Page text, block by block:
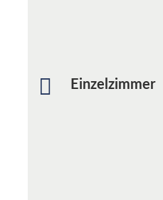
Einzelzimmer